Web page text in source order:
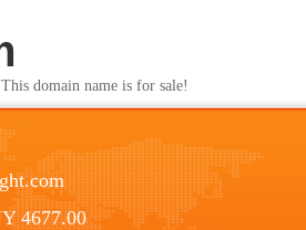
domain name is for sale!
4677.00